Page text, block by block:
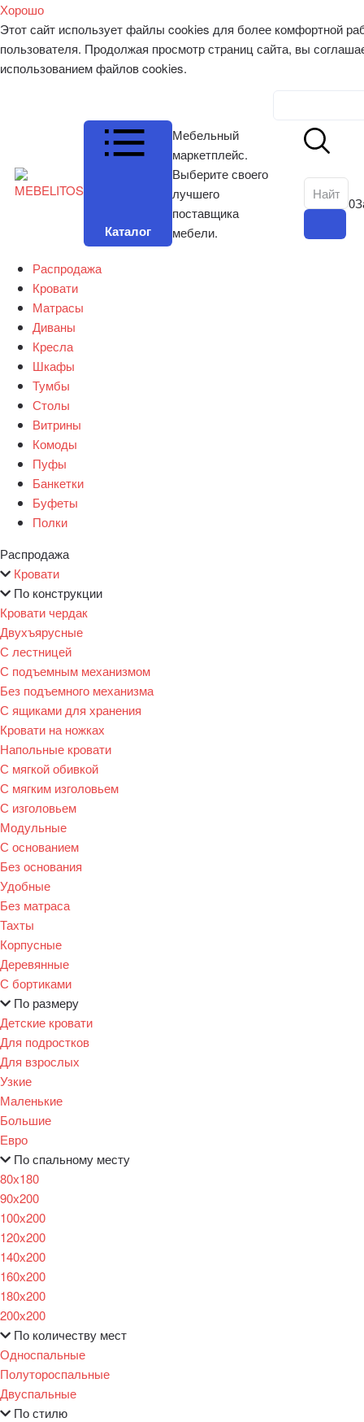
Хорошо
Этот сайт использует файлы cookies для более комфортной
пользователя. Продолжая просмотр страниц сайта, вы
использованием файлов cookies.
Каталог
Мебельный
маркетплейс.
Выберите своего
лучшего
поставщика
мебели.
0
Распродажа
Кровати
Матрасы
Диваны
Кресла
Шкафы
Тумбы
Столы
Витрины
Комоды
Пуфы
Банкетки
Буфеты
Полки
Распродажа
Кровати
По конструкции
Кровати чердак
Двухъярусные
С лестницей
С подъемным механизмом
Без подъемного механизма
С ящиками для хранения
Кровати на ножках
Напольные кровати
С мягкой обивкой
С мягким изголовьем
С изголовьем
Модульные
С основанием
Без основания
Удобные
Без матраса
Тахты
Корпусные
Деревянные
С бортиками
По размеру
Детские кровати
Для подростков
Для взрослых
Узкие
Маленькие
Большие
Евро
По спальному месту
80х180
90х200
100х200
120x200
140х200
160х200
180х200
200х200
По количеству мест
Односпальные
Полутороспальные
Двуспальные
По стилю